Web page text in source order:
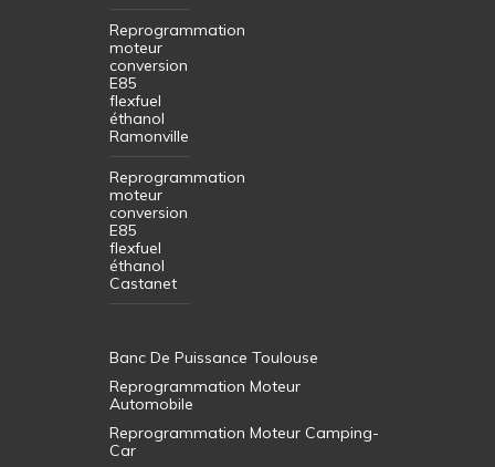
Reprogrammation
moteur
conversion
E85
flexfuel
éthanol
Ramonville
Reprogrammation
moteur
conversion
E85
flexfuel
éthanol
Castanet
Banc De Puissance Toulouse
Reprogrammation Moteur
Automobile
Reprogrammation Moteur Camping-
Car